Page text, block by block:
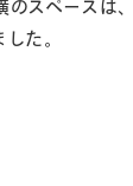
のスペースは
た。